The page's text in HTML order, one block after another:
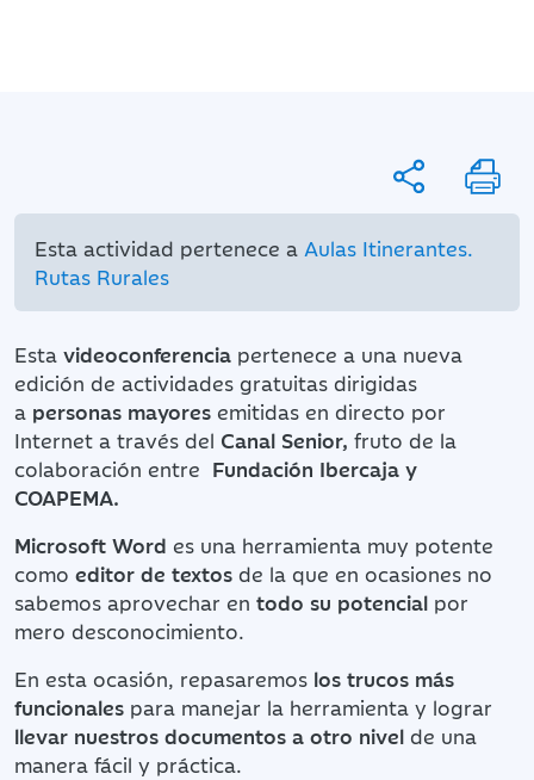
Esta actividad pertenece a Aulas Itinerantes.
Rutas Rurales
Esta videoconferencia pertenece a una nueva
edición de actividades gratuitas dirigidas
a personas mayores emitidas en directo por
Internet a través del Canal Senior, fruto de la
colaboración entre Fundación Ibercaja y
COAPEMA.
Microsoft Word es una herramienta muy potente
como editor de textos de la que en ocasiones no
sabemos aprovechar en todo su potencial por
mero desconocimiento.
En esta ocasión, repasaremos los trucos más
funcionales para manejar la herramienta y lograr
llevar nuestros documentos a otro nivel de una
manera fácil y práctica.